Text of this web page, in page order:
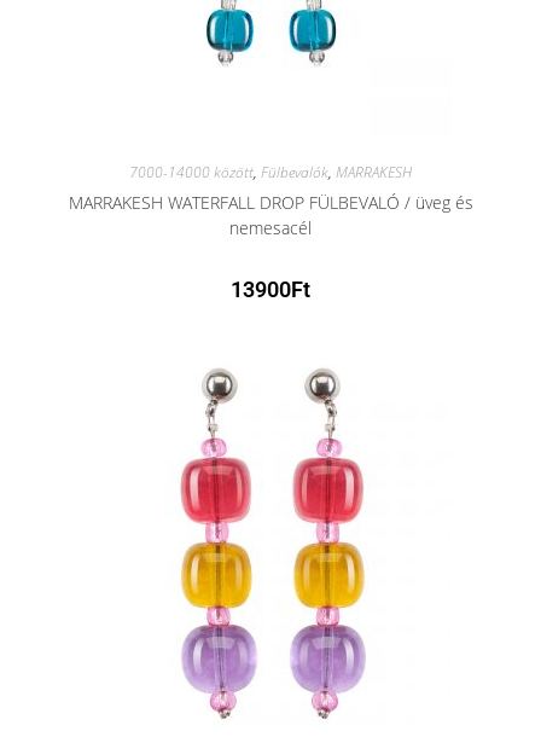
7000-14000 között, Fülbevalók, MARRAKESH
MARRAKESH WATERFALL DROP FÜLBEVALÓ / üveg és
nemesacél
13900Ft